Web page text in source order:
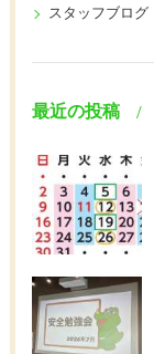
スタッフブログ
最近の投稿